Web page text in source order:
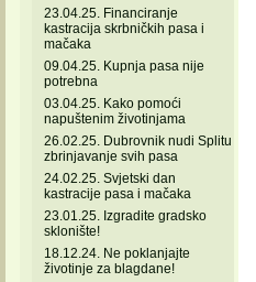
23.04.25. Financiranje
kastracija skrbničkih pasa i
mačaka
09.04.25. Kupnja pasa nije
potrebna
03.04.25. Kako pomoći
napuštenim životinjama
26.02.25. Dubrovnik nudi Splitu
zbrinjavanje svih pasa
24.02.25. Svjetski dan
kastracije pasa i mačaka
23.01.25. Izgradite gradsko
sklonište!
18.12.24. Ne poklanjajte
životinje za blagdane!